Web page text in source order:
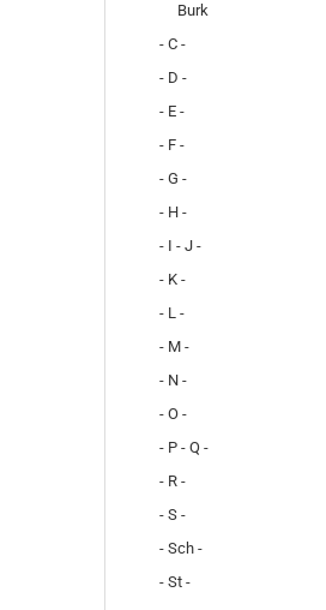
Burk
- C -
- D -
- E -
- F -
- G -
- H -
- I - J -
- K -
- L -
- M -
- N -
- O -
- P - Q -
- R -
- S -
- Sch -
- St -